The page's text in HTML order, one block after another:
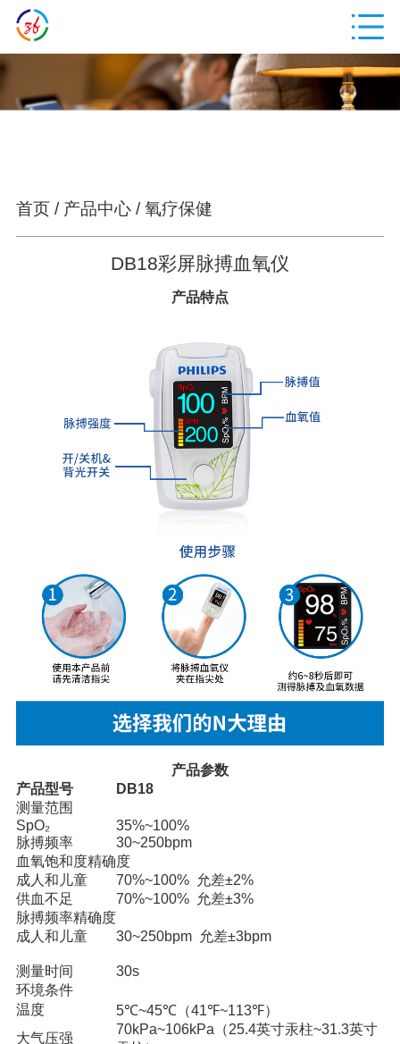
首页/ 产品中心/氧疗保健
DB18彩屏脉搏血氧仪
产品特点
产品参数
产品型号
DB18
测量范围
SpO₂
35%~100%
脉搏频率
30~250bpm
血氧饱和度精确度
成人和儿童
70%~100% 允差±2%
供血不足
70%~100% 允差±3%
脉搏频率精确度
成人和儿童
30~250bpm 允差±3bpm
测量时间
30s
环境条件
温度
5℃~45℃（41℉~113℉）
大气压强
70kPa~106kPa（25.4英寸汞柱~31.3英寸